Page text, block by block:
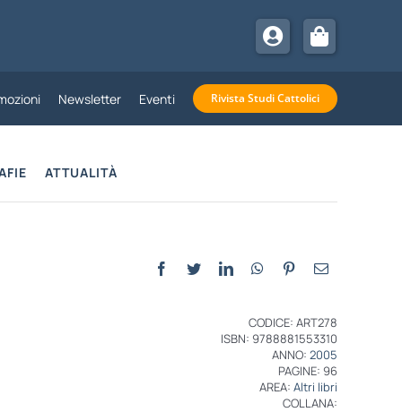
Newsletter Eventi Rivista Studi Cattolici
ATTUALITÀ
CODICE: ART278
ISBN: 9788881553310
ANNO:2005
PAGINE: 96
AREA:Altri libri
COLLANA: